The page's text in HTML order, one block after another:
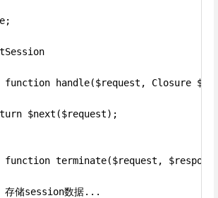
function handle($request, Closure
$next($request);
function terminate($request,
储session数据...